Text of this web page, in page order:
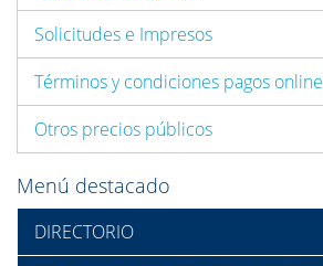
Solicitudes e Impresos
Términos y condiciones pagos online
Otros precios públicos
Menú destacado
DIRECTORIO